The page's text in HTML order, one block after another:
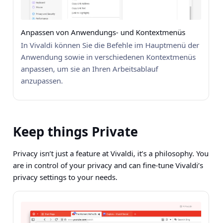
Anpassen von Anwendungs- und Kontextmenüs
In Vivaldi können Sie die Befehle im Hauptmenü der
Anwendung sowie in verschiedenen Kontextmenüs
anpassen, um sie an Ihren Arbeitsablauf
anzupassen.
Keep things Private
Privacy isn’t just a feature at Vivaldi, it’s a philosophy. You
are in control of your privacy and can fine-tune Vivaldi’s
privacy settings to your needs.